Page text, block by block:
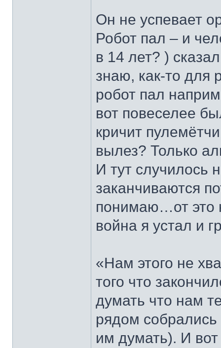
Он не успевает
Робот пал – и
в 14 лет? )
знаю, как-то
робот пал
вот повеселее
кричит
вылез? Только
И тут случилось
заканчиваются
понимаю…от это
война я устал и
«Нам этого не
того что
думать что нам
рядом собрались
им думать). И